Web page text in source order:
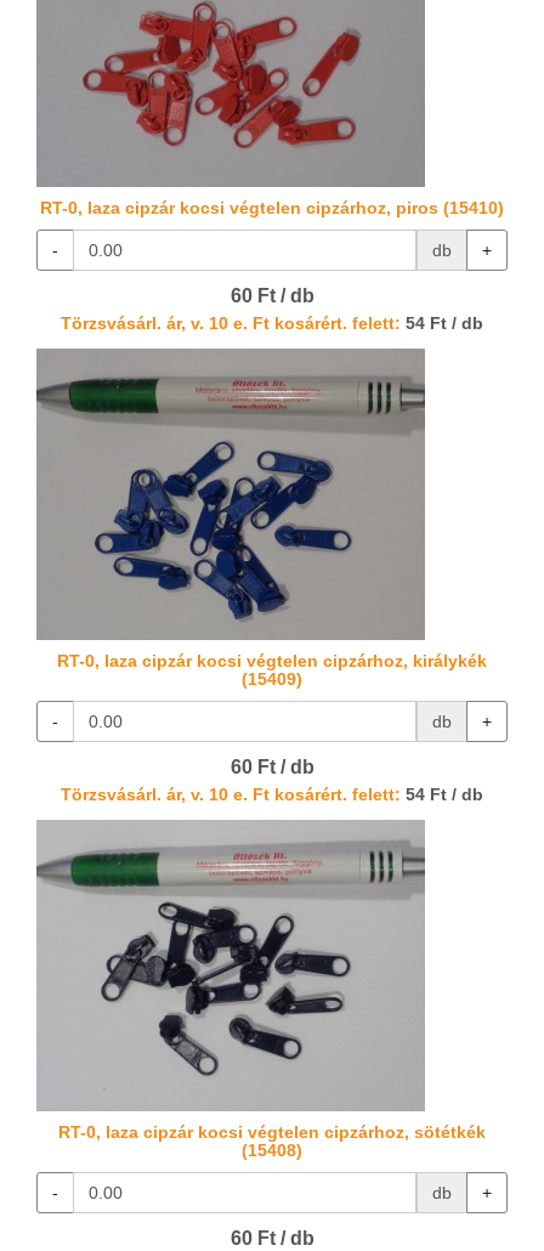
RT-0, laza cipzár kocsi végtelen cipzárhoz, piros (15410)
- db +
60 Ft / db
Törzsvásárl. ár, v. 10 e. Ft kosárért. felett: 54 Ft / db
RT-0, laza cipzár kocsi végtelen cipzárhoz, királykék
(15409)
- db +
60 Ft / db
Törzsvásárl. ár, v. 10 e. Ft kosárért. felett: 54 Ft / db
RT-0, laza cipzár kocsi végtelen cipzárhoz, sötétkék
(15408)
- db +
60 Ft / db